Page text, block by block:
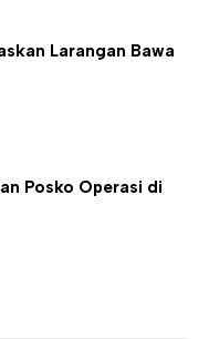
Larangan Bawa
Posko Operasi di